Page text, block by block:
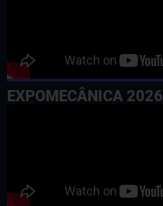
EXPOMECÂNICA 2026